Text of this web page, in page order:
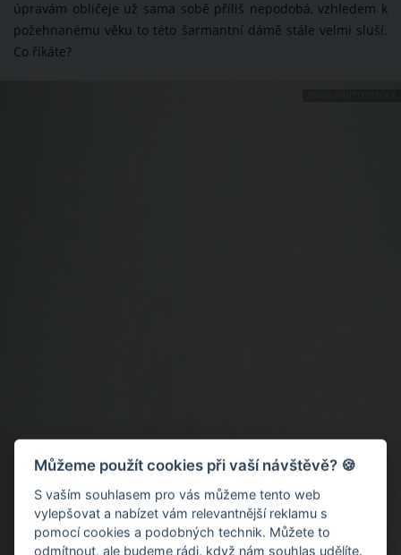
úpravám obličeje už sama sobě příliš nepodobá, vzhledem k
požehnanému věku to této šarmantní dámě stále velmi sluší.
Co říkáte?
Můžeme použít cookies při vaší návštěvě? 🍪
S vaším souhlasem pro vás můžeme tento web
vylepšovat a nabízet vám relevantnější reklamu s
pomocí cookies a podobných technik. Můžete to
odmítnout, ale budeme rádi, když nám souhlas udělíte.